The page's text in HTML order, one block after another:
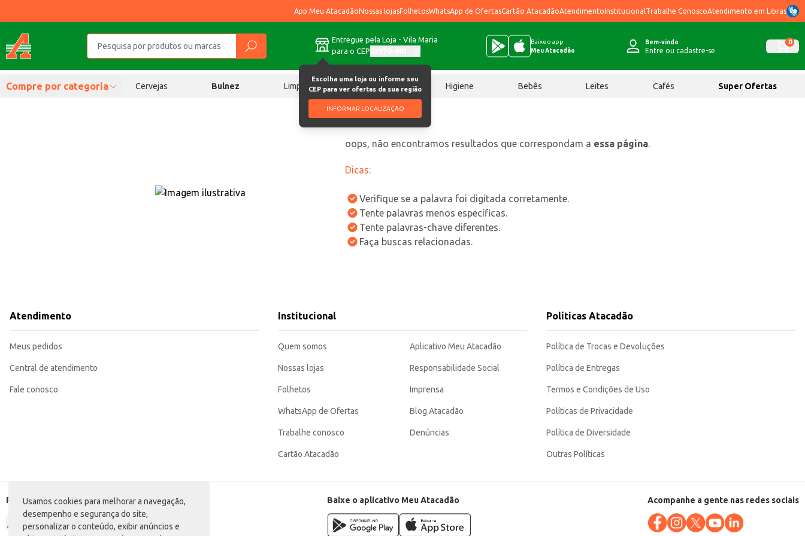
Usamos cookies para melhorar a navegação,
desempenho e segurança do site,
personalizar o conteúdo, exibir anúncios e
App Meu AtacadãoNossas lojasFolhetosWhatsApp de OfertasCartão AtacadãoAtendimentoInstitucional Trabalhe ConoscoAtendimento em Libras
Entregue pela Loja - Vila Maria
para o CEP
Escolha uma loja ou informe seu
CEP para ver ofertas da sua região
INFORMAR LOCALIZAÇÃO
Baixe o app
Meu Atacadão
Bem-vindo
Entre ou cadastre-se
0
Compre por categoria Cervejas Bulnez Limpeza Chocolates Higiene Bebês Leites Cafés Super Ofertas
oops, não encontramos resultados que correspondam a essa página.
Dicas:
Verifique se a palavra foi digitada corretamente.
Tente palavras menos específicas.
Tente palavras-chave diferentes.
Faça buscas relacionadas.
Atendimento
Meus pedidos
Central de atendimento
Fale conosco
Institucional
Quem somos
Nossas lojas
Folhetos
WhatsApp de Ofertas
Trabalhe conosco
Cartão Atacadão
Aplicativo Meu Atacadão
Responsabilidade Social
Imprensa
Blog Atacadão
Denúncias
Políticas Atacadão
Política de Trocas e Devoluções
Política de Entregas
Termos e Condições de Uso
Políticas de Privacidade
Política de Diversidade
Outras Políticas
Formas de pagamento Baixe o aplicativo Meu Atacadão Acompanhe a gente nas redes sociais